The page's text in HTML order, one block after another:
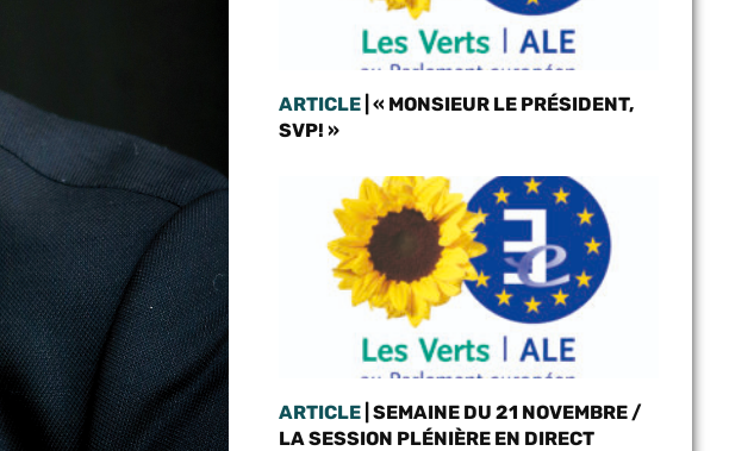
ARTICLE| « MONSIEUR LE PRÉSIDENT,
SVP! »
ARTICLE| SEMAINE DU 21 NOVEMBRE /
LA SESSION PLÉNIÈRE EN DIRECT